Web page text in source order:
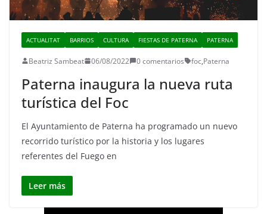
ACTUALITAT BARRIOS CULTURA FIESTAS DE PATERNA PATERNA
Beatriz Sambeat 06/08/2022 0 comentarios foc,Paterna
Paterna inaugura la nueva ruta
turística del Foc
El Ayuntamiento de Paterna ha programado un nuevo
recorrido turístico por la historia y los lugares
referentes del Fuego en
Leer más